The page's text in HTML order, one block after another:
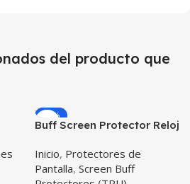
del producto que
-23%
Buff Screen Protector Reloj
Samsung Galaxy Active
Inicio, Protectores de
Pantalla, Screen Buff